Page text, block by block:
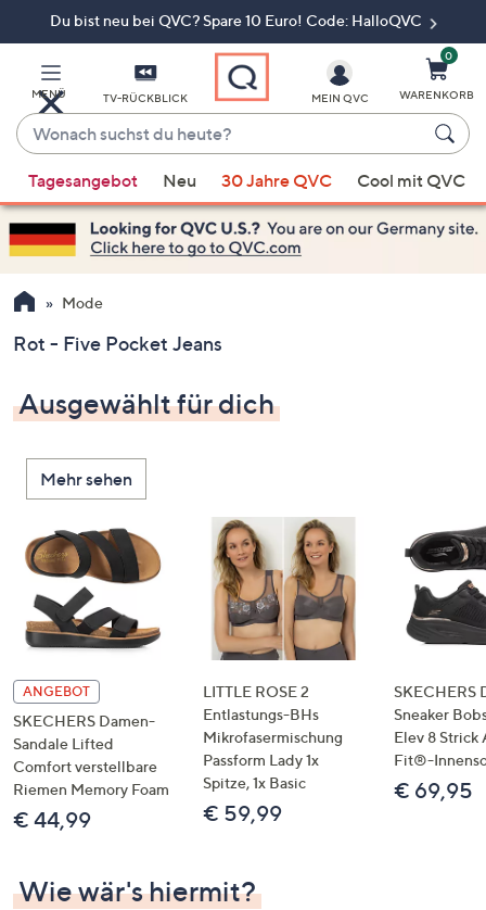
Du bist neu bei QVC? Spare 10 Euro! Code: HalloQVC
MENÜ TV-RÜCKBLICK
Wonach
suchst
du
heute?
Vorschläge
verfügbar
sind,
verwenden
Sie
Pfeiltasten
oben
und
nach
unten
oder
wischen
Sie
Touch-
Geräten
links
bzw.
rechts,
um
diese
anzuzeigen.
MEIN QVC
0
WARENKORB
Tagesangebot Neu 30 Jahre QVC Cool mit QVC
Mode
Rot - Five Pocket Jeans
Ausgewählt für dich
Mehr sehen
ANGEBOT
SKECHERS Damen-
Sandale Lifted
Comfort verstellbare
Riemen Memory Foam
€ 44,99
LITTLE ROSE 2
Entlastungs-BHs
Mikrofasermischung
Passform Lady 1x
Spitze, 1x Basic
€ 59,99
SKECHERS
Sneaker
Elev 8 Strick
Fit®-
€ 69,95
Wie wär's hiermit?